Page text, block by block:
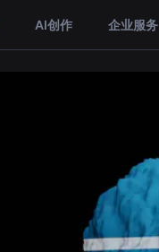
AI创作 企业服务